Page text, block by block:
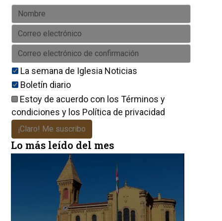
La semana de Iglesia Noticias
Boletín diario
Estoy de acuerdo con los Términos y
condiciones y los Política de privacidad
¡Claro! Me suscribo
Lo más leído del mes